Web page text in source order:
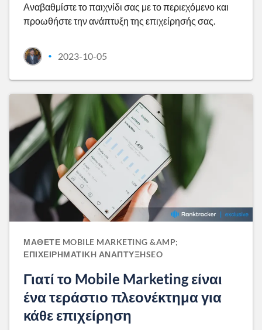
Αναβαθμίστε το παιχνίδι σας με το περιεχόμενο και
προωθήστε την ανάπτυξη της επιχείρησής σας.
• 2023-10-05
ΜΆΘΕΤΕ MOBILE MARKETING &AMP;
ΕΠΙΧΕΙΡΗΜΑΤΙΚΉ ΑΝΆΠΤΥΞΗSEO
Γιατί το Mobile Marketing είναι
ένα τεράστιο πλεονέκτημα για
κάθε επιχείρηση